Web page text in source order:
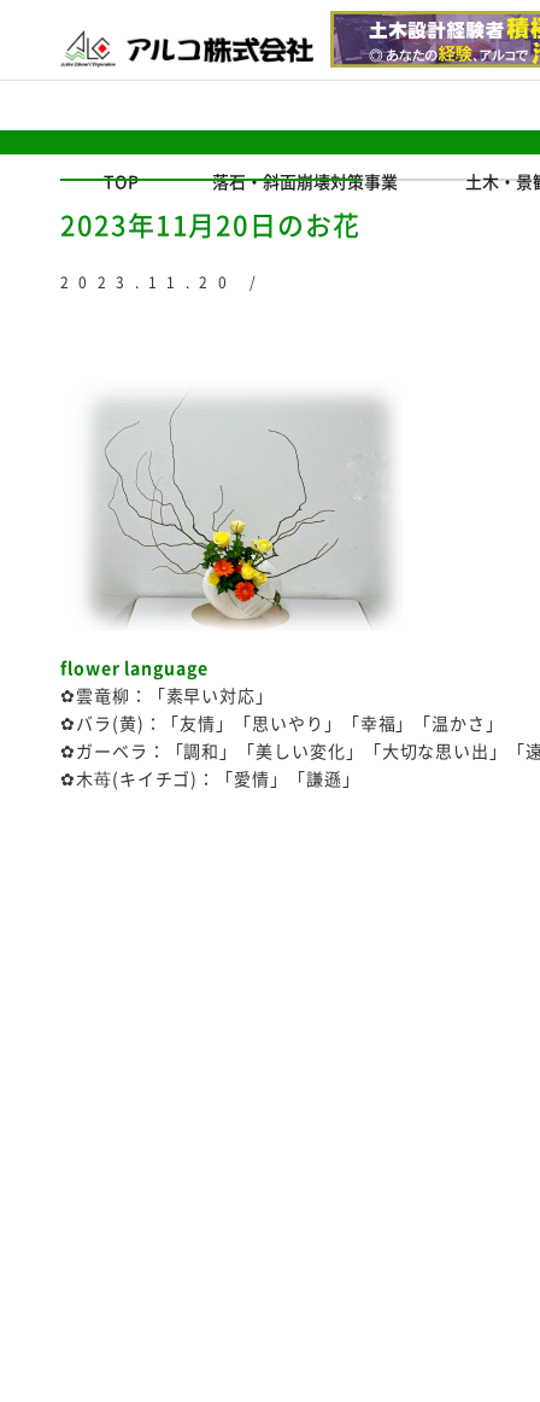
TOP 落石・斜面崩壊対策事業 土木・景
2023年11月20日のお花
2023.11.20 /
flower language
✿雲竜柳 ：「素早い対応」
✿バラ(黄)：「友情」「思いやり」「幸福」「温かさ」
✿ガーベラ ：
「調和」「美しい変化」「大切な思い出」「
✿木苺(キイチゴ) ：「愛情」「謙遜」